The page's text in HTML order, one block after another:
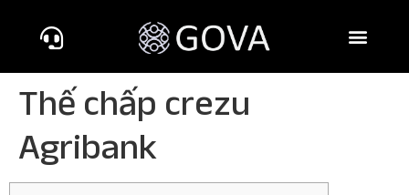
Thế chấp crezu
Agribank